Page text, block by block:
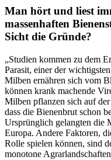
Man hört und liest
massenhaften
Sicht die Gründe?
„Studien kommen zu dem
Parasit, einer der
Milben ernähren sich vom
können krank machende
Milben pflanzen sich auf
dass die Bienenbrut schon
Ursprünglich gelangten die
Europa. Andere Faktoren,
Rolle spielen können, sind
monotone